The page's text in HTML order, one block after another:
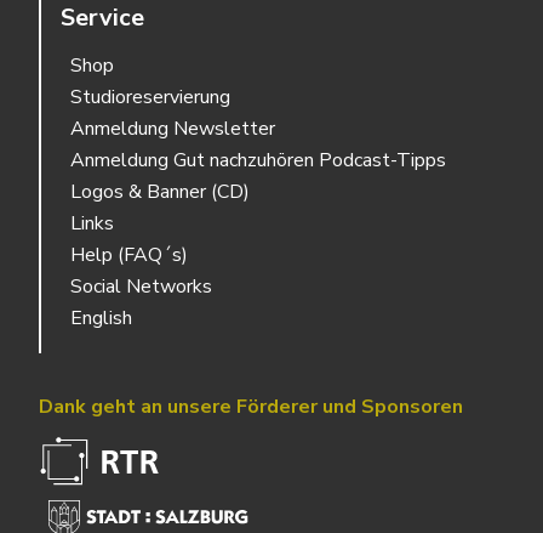
Service
Shop
Studioreservierung
Anmeldung Newsletter
Anmeldung Gut nachzuhören Podcast-Tipps
Logos & Banner (CD)
Links
Help (FAQ´s)
Social Networks
English
Dank geht an unsere Förderer und Sponsoren